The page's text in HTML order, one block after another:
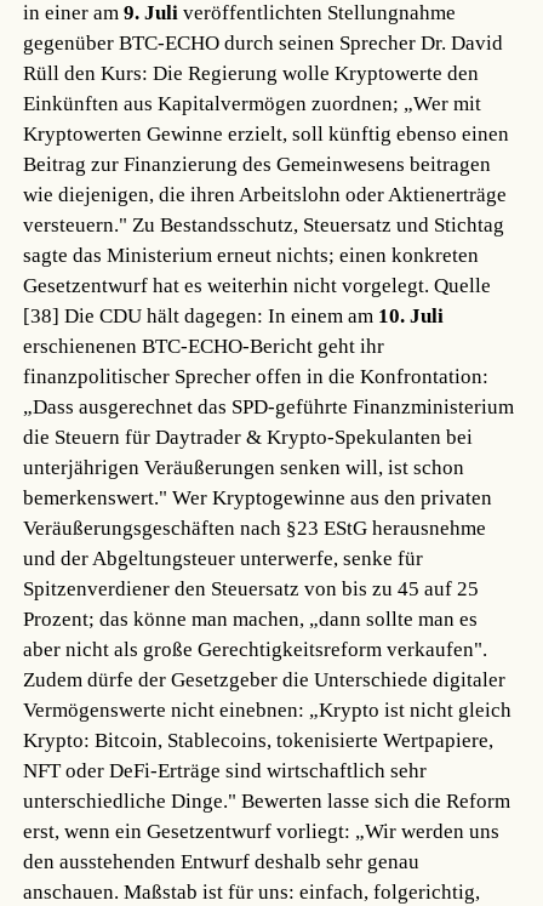
in einer am9. Juli veröffentlichten Stellungnahme
gegenüber BTC-ECHO durch seinen Sprecher Dr. David
Rüll den Kurs: Die Regierung wolle Kryptowerte den
Einkünften aus Kapitalvermögen zuordnen; „Wer mit
Kryptowerten Gewinne erzielt, soll künftig ebenso einen
Beitrag zur Finanzierung des Gemeinwesens beitragen
wie diejenigen, die ihren Arbeitslohn oder Aktienerträge
versteuern." Zu Bestandsschutz, Steuersatz und Stichtag
sagte das Ministerium erneut nichts; einen konkreten
Gesetzentwurf hat es weiterhin nicht vorgelegt.Quelle
[38] Die CDU hält dagegen: In einem am 10. Juli
erschienenen BTC-ECHO-Bericht geht ihr
finanzpolitischer Sprecher offen in die Konfrontation:
„Dass ausgerechnet das SPD-geführte Finanzministerium
die Steuern für Daytrader & Krypto-Spekulanten bei
unterjährigen Veräußerungen senken will, ist schon
bemerkenswert." Wer Kryptogewinne aus den privaten
Veräußerungsgeschäften nach §23 EStG herausnehme
und der Abgeltungsteuer unterwerfe, senke für
Spitzenverdiener den Steuersatz von bis zu 45 auf 25
Prozent; das könne man machen, „dann sollte man es
aber nicht als große Gerechtigkeitsreform verkaufen".
Zudem dürfe der Gesetzgeber die Unterschiede digitaler
Vermögenswerte nicht einebnen: „Krypto ist nicht gleich
Krypto: Bitcoin, Stablecoins, tokenisierte Wertpapiere,
NFT oder DeFi-Erträge sind wirtschaftlich sehr
unterschiedliche Dinge." Bewerten lasse sich die Reform
erst, wenn ein Gesetzentwurf vorliegt: „Wir werden uns
den ausstehenden Entwurf deshalb sehr genau
anschauen. Maßstab ist für uns: einfach, folgerichtig,